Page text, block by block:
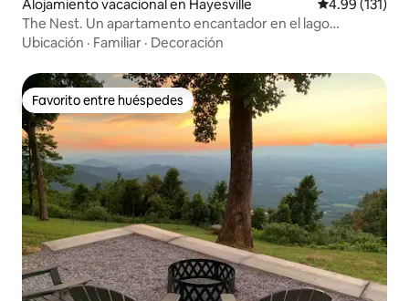
Alojamiento vacacional en Hayesville Calificación
4.99 (131)
The Nest. Un apartamento encantador en el lago
Chatuge.
Ubicación · Familiar · Decoración
Favorito entre huéspedes
Favorito entre huéspedes